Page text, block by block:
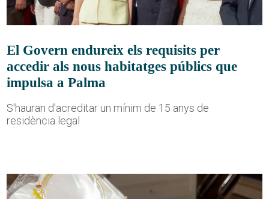
El Govern endureix els requisits per
accedir als nous habitatges públics que
impulsa a Palma
S'hauran d'acreditar un mínim de 15 anys de
residència legal